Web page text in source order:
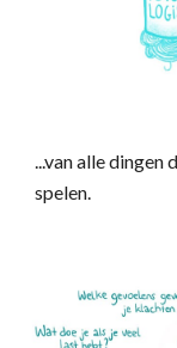
...van alle dingen
spelen.